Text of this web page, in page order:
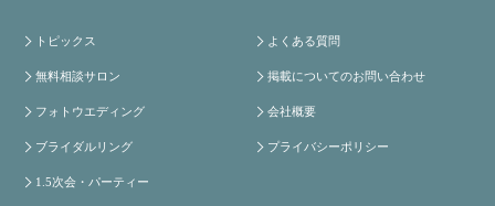
トピックス
無料相談サロン
フォトウエディング
ブライダルリング
1.5次会・パーティー
よくある質問
掲載についてのお問い合わせ
会社概要
プライバシーポリシー